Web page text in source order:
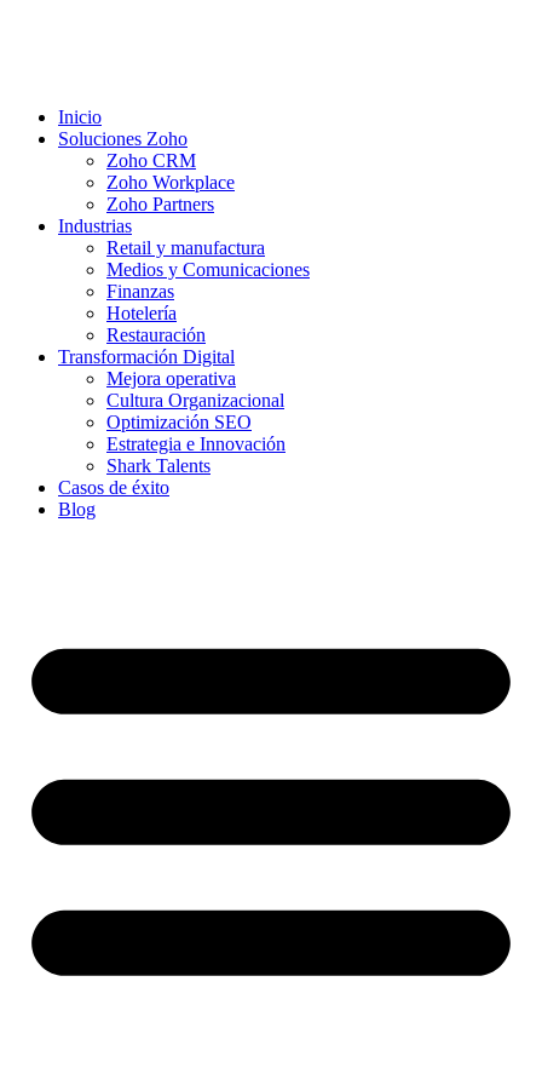
Inicio
Soluciones Zoho
Zoho CRM
Zoho Workplace
Zoho Partners
Industrias
Retail y manufactura
Medios y Comunicaciones
Finanzas
Hotelería
Restauración
Transformación Digital
Mejora operativa
Cultura Organizacional
Optimización SEO
Estrategia e Innovación
Shark Talents
Casos de éxito
Blog